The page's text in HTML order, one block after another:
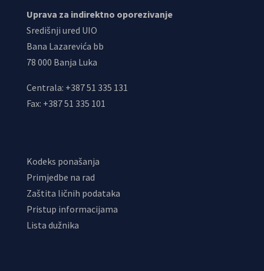
Uprava za indirektno oporezivanje
Središnji ured UIO
Bana Lazarevića bb
78 000 Banja Luka
Centrala: +387 51 335 131
Fax: +387 51 335 101
Kodeks ponašanja
Primjedbe na rad
Zaštita ličnih podataka
Pristup informacijama
Lista dužnika